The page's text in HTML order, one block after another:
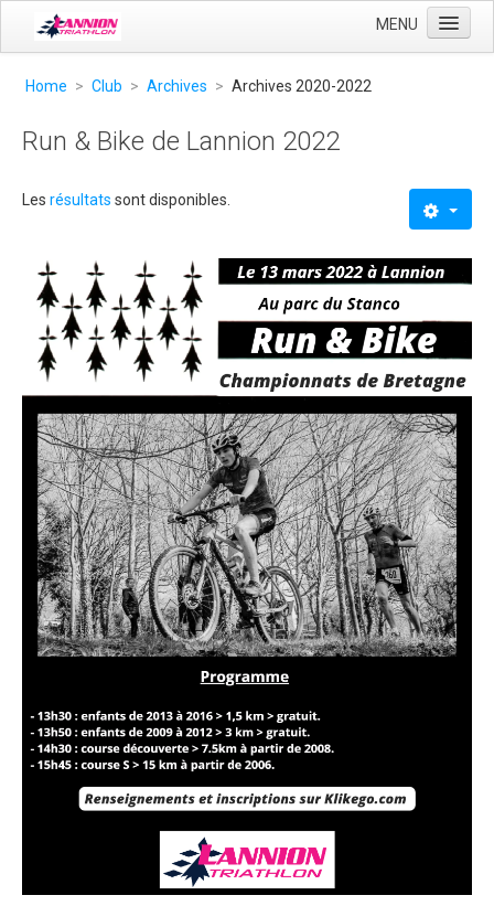
MENU
Entrainement
Home > Club > Archives > Archives 2020-2022
Run & Bike de Lannion 2022
Les résultats sont disponibles.